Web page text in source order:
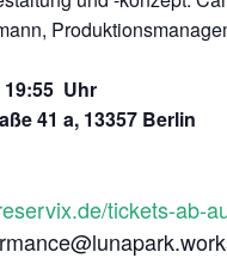
Uhr
41 a, 13357 Berlin
tickets-ab-